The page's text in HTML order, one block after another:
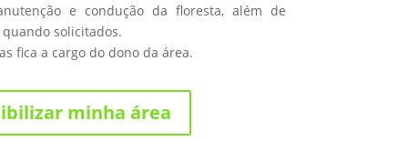
e condução da floresta, além de
solicitados.
fica a cargo do dono da área.
minha área